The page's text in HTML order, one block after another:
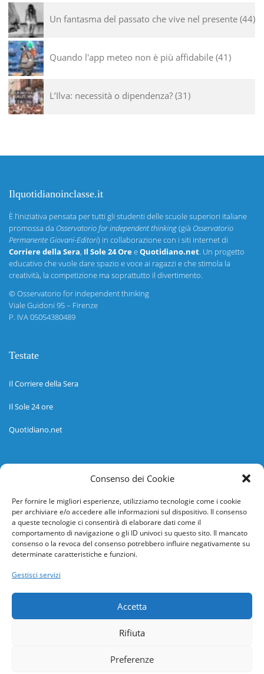
Consenso dei Cookie
Per fornire le migliori esperienze, utilizziamo tecnologie come i cookie
per archiviare e/o accedere alle informazioni sul dispositivo. Il consenso
a queste tecnologie ci consentirà di elaborare dati come il
comportamento di navigazione o gli ID univoci su questo sito. Il mancato
consenso o la revoca del consenso potrebbero influire negativamente su
determinate caratteristiche e funzioni.
Gestisci servizi
Accetta
Rifiuta
Preferenze
Un fantasma del passato che vive nel presente 44
Quando l'app meteo non è più affidabile 41
L’Ilva: necessità o dipendenza? 31
Ilquotidianoinclasse.it
È l’iniziativa pensata per tutti gli studenti delle scuole superiori italiane
promossa da Osservatorio for independent thinking(già Osservatorio
Permanente Giovani-Editori) in collaborazione con i siti internet di
Corriere della Sera, Il Sole 24 OreeQuotidiano.net. Un progetto
educativo che vuole dare spazio e voce ai ragazzi e che stimola la
creatività, la competizione ma soprattutto il divertimento.
©Osservatorio for independent thinking
Viale Guidoni 95 – Firenze
P. IVA 05054380489
Testate
Il Corriere della Sera
Il Sole 24 ore
Quotidiano.net
Informazioni
Help desk
Guida rapida